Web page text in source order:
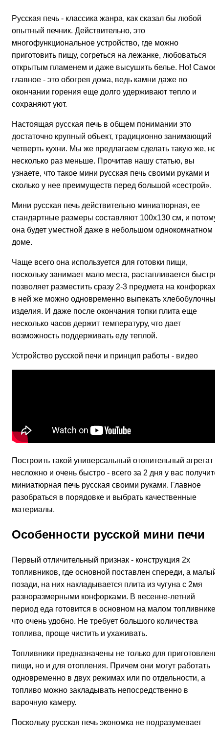
Русская печь - классика жанра, как сказал бы любой
опытный печник. Действительно, это
многофункциональное устройство, где можно
приготовить пищу, согреться на лежанке, любоваться
открытым пламенем и даже высушить белье. Но! Самое
главное - это обогрев дома, ведь камни даже по
окончании горения еще долго удерживают тепло и
сохраняют уют.
Настоящая русская печь в общем понимании это
достаточно крупный объект, традиционно занимающий
четверть кухни. Мы же предлагаем сделать такую же, но
несколько раз меньше. Прочитав нашу статью, вы
узнаете, что такое мини русская печь своими руками и
сколько у нее преимуществ перед большой «сестрой».
Мини русская печь действительно миниатюрная, ее
стандартные размеры составляют 100х130 см, и потому
она будет уместной даже в небольшом однокомнатном
доме.
Чаще всего она используется для готовки пищи,
поскольку занимает мало места, растапливается
позволяет разместить сразу 2-3 предмета на конфорках,
в ней же можно одновременно выпекать
изделия. И даже после окончания топки плита еще
несколько часов держит температуру, что дает
возможность поддерживать еду теплой.
Устройство русской печи и принцип работы - видео
Построить такой универсальный отопительный агрегат
несложно и очень быстро - всего за 2 дня у вас
миниатюрная печь русская своими руками. Главное
разобраться в порядовке и выбрать качественные
материалы.
Особенности русской мини печи
Первый отличительный признак - конструкция 2х
топливников, где основной поставлен спереди, а малый
позади, на них накладывается плита из чугуна с 2мя
разноразмерными конфорками. В весенне-летний
период еда готовится в основном на малом топливнике,
что очень удобно. Не требует большого количества
топлива, проще чистить и ухаживать.
Топливники предназначены не только для
пищи, но и для отопления. Причем они могут работать
одновременно в двух режимах или по отдельности, а
топливо можно закладывать непосредственно в
варочную камеру.
Поскольку русская печь экономка не подразумевает